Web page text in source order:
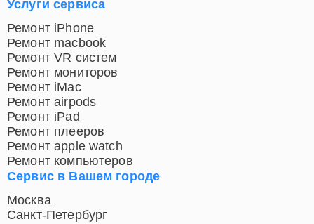
Сервис в Вашем городе
Москва
Услуги сервиса
Ремонт iPhone
Ремонт macbook
Ремонт VR систем
Ремонт мониторов
Ремонт iMac
Ремонт airpods
Ремонт iPad
Ремонт плееров
Ремонт apple watch
Ремонт компьютеров